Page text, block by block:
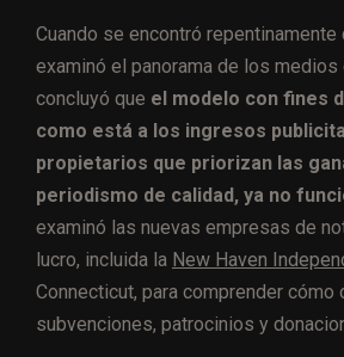
Cuando se encontró repentinamente
examinó el panorama de los medios
concluyó que el modelo con fines
como está a los ingresos
propietarios que priorizan las
periodismo de calidad, ya no
examinó las nuevas empresas de
lucro, incluida la New Haven
Connecticut, para comprender cómo
subvenciones, patrocinios y